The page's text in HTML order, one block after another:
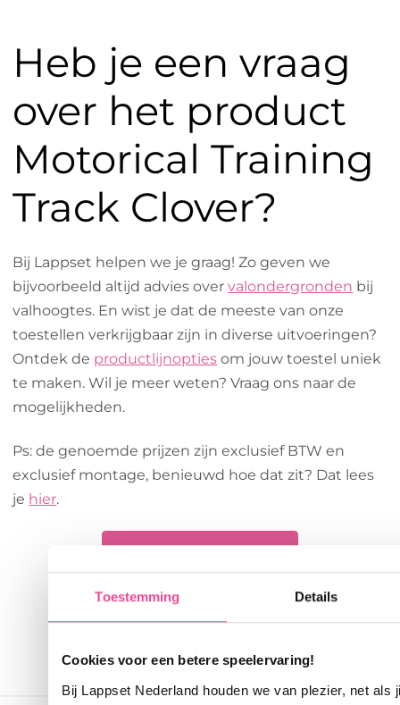
Toestemming Details
Cookies voor een betere speelervaring!
Bij Lappset Nederland houden we van plezier, net als
Heb je een vraag
over het product
Motorical Training
Track Clover?
Bij Lappset helpen we je graag! Zo geven we
bijvoorbeeld altijd advies overvalondergronden bij
valhoogtes. En wist je dat de meeste van onze
toestellen verkrijgbaar zijn in diverse uitvoeringen?
Ontdek de productlijnopties om jouw toestel uniek
te maken. Wil je meer weten? Vraag ons naar de
mogelijkheden.
Ps: de genoemde prijzen zijn exclusief BTW en
exclusief montage, benieuwd hoe dat zit? Dat lees
je hier.